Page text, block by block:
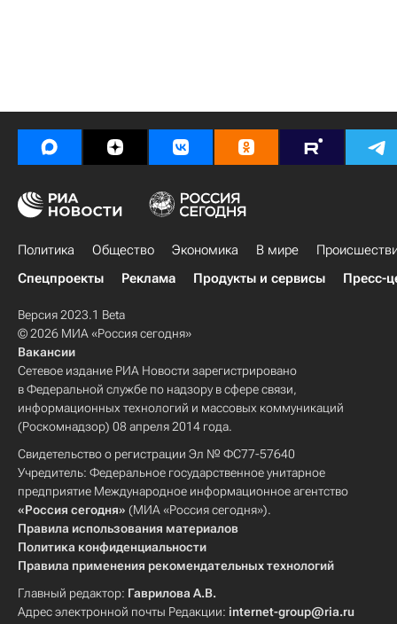
Политика Общество Экономика В мире
Спецпроекты
Реклама Продукты и сервисы Пресс-
Версия 2023.1 Beta
© 2026 МИА «Россия сегодня»
Вакансии
Сетевое издание РИА Новости зарегистрировано
в Федеральной службе по надзору в сфере связи,
информационных технологий и массовых коммуникаций
(Роскомнадзор) 08 апреля 2014 года.
Свидетельство о регистрации Эл № ФС77-57640
Учредитель: Федеральное государственное унитарное
предприятие Международное информационное агентство
«Россия сегодня» (МИА «Россия сегодня»).
Правила использования материалов
Политика конфиденциальности
Правила применения рекомендательных технологий
Главный редактор: Гаврилова А.В.
Адрес электронной почты Редакции: internet-group@ria.ru